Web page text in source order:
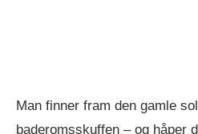
Man finner fram den gamle
baderomsskuffen – og håper